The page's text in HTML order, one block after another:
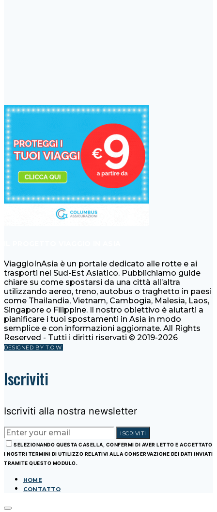
ViaggioInAsia è un portale dedicato alle rotte e ai
trasporti nel Sud-Est Asiatico. Pubblichiamo guide
chiare su come spostarsi da una città all’altra
utilizzando aereo, treno, autobus o traghetto in paesi
come Thailandia, Vietnam, Cambogia, Malesia, Laos,
Singapore o Filippine. Il nostro obiettivo è aiutarti a
pianificare i tuoi spostamenti in Asia in modo
semplice e con informazioni aggiornate. All Rights
Reserved - Tutti i diritti riservati © 2019-2026
DESIGNED BY T.O.W.
Iscriviti
Iscriviti alla nostra newsletter
ISCRIVITI
SELEZIONANDO QUESTA CASELLA, CONFERMI DI AVER LETTO E ACCETTATO
I NOSTRI TERMINI DI UTILIZZO RELATIVI ALLA CONSERVAZIONE DEI DATI INVIATI
TRAMITE QUESTO MODULO.
HOME
CONTATTO